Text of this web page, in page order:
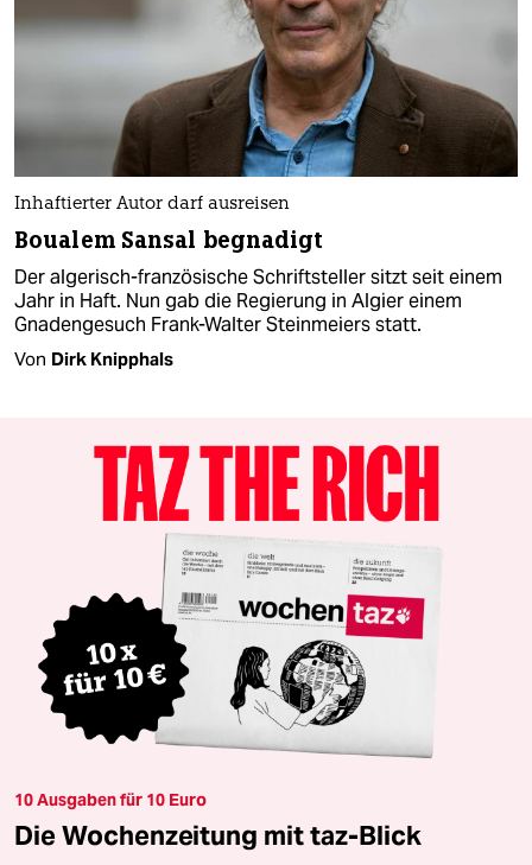
Inhaftierter Autor darf ausreisen
Boualem Sansal begnadigt
Der algerisch-französische Schriftsteller sitzt seit einem
Jahr in Haft. Nun gab die Regierung in Algier einem
Gnadengesuch Frank-Walter Steinmeiers statt.
Von Dirk Knipphals
10 Ausgaben für 10 Euro
Die Wochenzeitung mit taz-Blick